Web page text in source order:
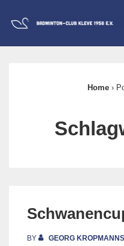
Zum
Home ›
BY GEORG KROPMANNS